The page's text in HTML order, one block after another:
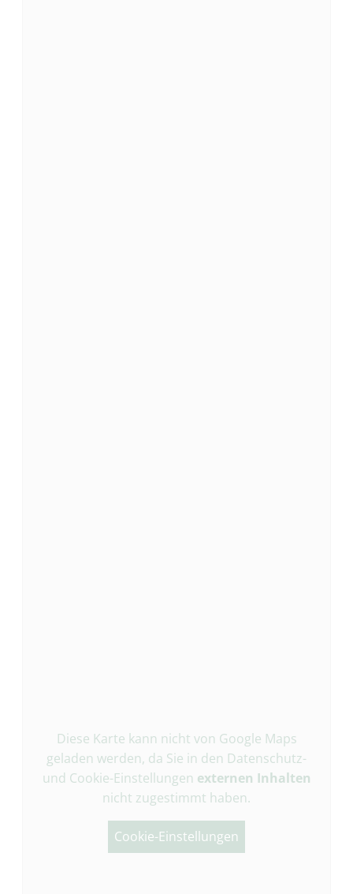
Diese Karte kann nicht von Google Maps
geladen werden, da Sie in den Datenschutz-
und Cookie-Einstellungen externen Inhalten
nicht zugestimmt haben.
Cookie-Einstellungen